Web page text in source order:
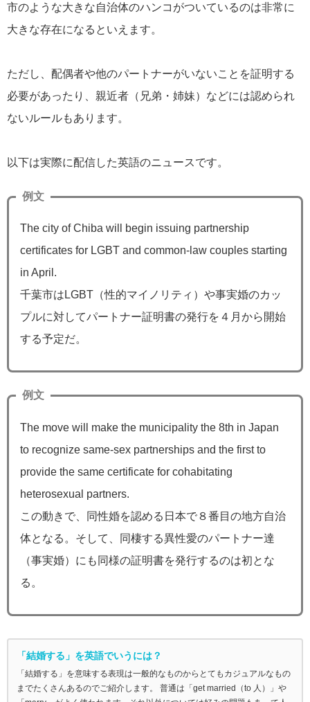
市のような大きな自治体のハンコがついているのは非常に
大きな存在になるといえます。
ただし、配偶者や他のパートナーがいないことを証明する
必要があったり、親近者（兄弟・姉妹）などには認められ
ないルールもあります。
以下は実際に配信した英語のニュースです。
例文
The city of Chiba will begin issuing partnership
certificates for LGBT and common-law couples starting
in April.
千葉市はLGBT（性的マイノリティ）や事実婚のカッ
プルに対してパートナー証明書の発行を４月から開始
する予定だ。
例文
The move will make the municipality the 8th in Japan
to recognize same-sex partnerships and the first to
provide the same certificate for cohabitating
heterosexual partners.
この動きで、同性婚を認める日本で８番目の地方自治
体となる。そして、同棲する異性愛のパートナー達
（事実婚）にも同様の証明書を発行するのは初とな
る。
「結婚する」を英語でいうには？
「結婚する」を意味する表現は一般的なものからとてもカジュアルなもの
までたくさんあるのでご紹介します。 普通は「get married（to 人）」や